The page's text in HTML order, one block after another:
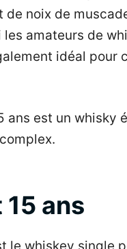
de noix de
amateurs de
idéal pour
ans est un whisky
ans